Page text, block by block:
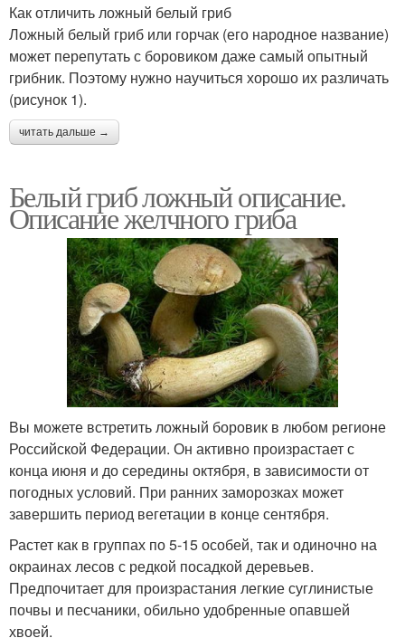
Как отличить ложный белый гриб
Ложный белый гриб или горчак (его народное название)
может перепутать с боровиком даже самый опытный
грибник. Поэтому нужно научиться хорошо их различать
(рисунок 1).
читать дальше →
Белый гриб ложный описание.
Описание желчного гриба
Вы можете встретить ложный боровик в любом регионе
Российской Федерации. Он активно произрастает с
конца июня и до середины октября, в зависимости от
погодных условий. При ранних заморозках может
завершить период вегетации в конце сентября.
Растет как в группах по 5-15 особей, так и одиночно на
окраинах лесов с редкой посадкой деревьев.
Предпочитает для произрастания легкие суглинистые
почвы и песчаники, обильно удобренные опавшей
хвоей.